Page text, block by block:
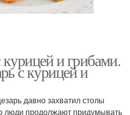
курицей и грибами.
с курицей и
давно захватил столы
люди продолжают придумывать